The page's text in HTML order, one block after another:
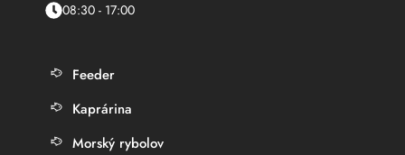
08:30 - 17:00
Feeder
Kaprárina
Morský rybolov